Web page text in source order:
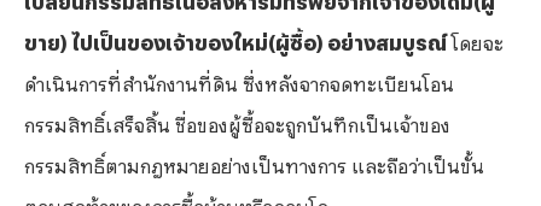
ขาย) ไปเป็นของเจ้าของใหม่(ผู้ซื้อ) อย่างสมบูรณ์โดยจะ
ดำเนินการที่สำนักงานที่ดิน ซึ่งหลังจากจดทะเบียนโอน
กรรมสิทธิ์เสร็จสิ้น ชื่อของผู้ซื้อจะถูกบันทึกเป็นเจ้าของ
กรรมสิทธิ์ตามกฎหมายอย่างเป็นทางการ และถือว่าเป็นขั้น
ตอนสุดท้ายของการซื้อบ้านหรือคอนโด